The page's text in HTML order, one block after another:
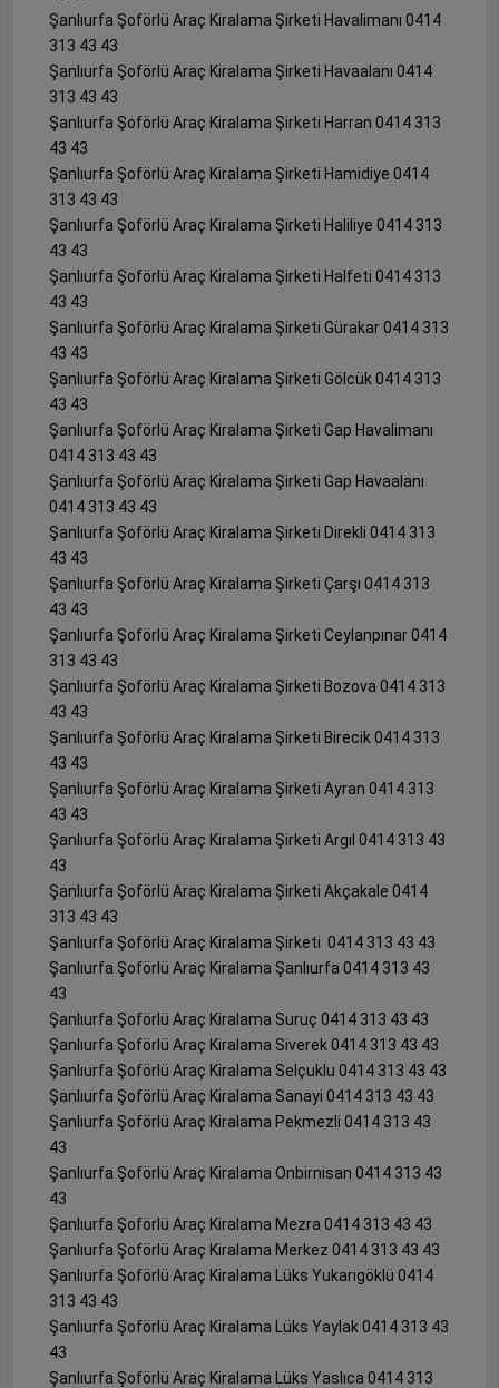
Şanlıurfa Şoförlü Araç Kiralama Şirketi Havalimanı 0414
313 43 43
Şanlıurfa Şoförlü Araç Kiralama Şirketi Havaalanı 0414
313 43 43
Şanlıurfa Şoförlü Araç Kiralama Şirketi Harran 0414 313
43 43
Şanlıurfa Şoförlü Araç Kiralama Şirketi Hamidiye 0414
313 43 43
Şanlıurfa Şoförlü Araç Kiralama Şirketi Haliliye 0414 313
43 43
Şanlıurfa Şoförlü Araç Kiralama Şirketi Halfeti 0414 313
43 43
Şanlıurfa Şoförlü Araç Kiralama Şirketi Gürakar 0414 313
43 43
Şanlıurfa Şoförlü Araç Kiralama Şirketi Gölcük 0414 313
43 43
Şanlıurfa Şoförlü Araç Kiralama Şirketi Gap Havalimanı
0414 313 43 43
Şanlıurfa Şoförlü Araç Kiralama Şirketi Gap Havaalanı
0414 313 43 43
Şanlıurfa Şoförlü Araç Kiralama Şirketi Direkli 0414 313
43 43
Şanlıurfa Şoförlü Araç Kiralama Şirketi Çarşı 0414 313
43 43
Şanlıurfa Şoförlü Araç Kiralama Şirketi Ceylanpınar 0414
313 43 43
Şanlıurfa Şoförlü Araç Kiralama Şirketi Bozova 0414 313
43 43
Şanlıurfa Şoförlü Araç Kiralama Şirketi Birecik 0414 313
43 43
Şanlıurfa Şoförlü Araç Kiralama Şirketi Ayran 0414 313
43 43
Şanlıurfa Şoförlü Araç Kiralama Şirketi Argıl 0414 313 43
43
Şanlıurfa Şoförlü Araç Kiralama Şirketi Akçakale 0414
313 43 43
Şanlıurfa Şoförlü Araç Kiralama Şirketi 0414 313 43 43
Şanlıurfa Şoförlü Araç Kiralama Şanlıurfa 0414 313 43
43
Şanlıurfa Şoförlü Araç Kiralama Suruç 0414 313 43 43
Şanlıurfa Şoförlü Araç Kiralama Siverek 0414 313 43 43
Şanlıurfa Şoförlü Araç Kiralama Selçuklu 0414 313 43 43
Şanlıurfa Şoförlü Araç Kiralama Sanayi 0414 313 43 43
Şanlıurfa Şoförlü Araç Kiralama Pekmezli 0414 313 43
43
Şanlıurfa Şoförlü Araç Kiralama Onbirnisan 0414 313 43
43
Şanlıurfa Şoförlü Araç Kiralama Mezra 0414 313 43 43
Şanlıurfa Şoförlü Araç Kiralama Merkez 0414 313 43 43
Şanlıurfa Şoförlü Araç Kiralama Lüks Yukarıgöklü 0414
313 43 43
Şanlıurfa Şoförlü Araç Kiralama Lüks Yaylak 0414 313 43
43
Şanlıurfa Şoförlü Araç Kiralama Lüks Yaslıca 0414 313